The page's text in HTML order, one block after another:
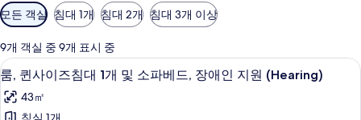
객
실
에
사
용
가
능
모든 객실 침대 1개 침대 2개 침대 3개 이상
9개 객실 중 9개 표시 중
룸,
퀸
사
책상, 노트북 작업 공간, 암막 커튼, 다
5
룸, 퀸사이즈침대 1개 및 소파베드, 장애인 지원 (Hearing)
43㎡